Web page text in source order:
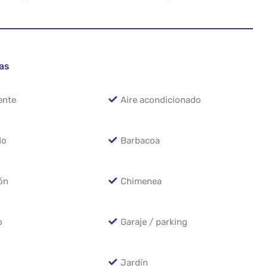
Aire acondicionado
Barbacoa
Chimenea
Garaje / parking
Jardín